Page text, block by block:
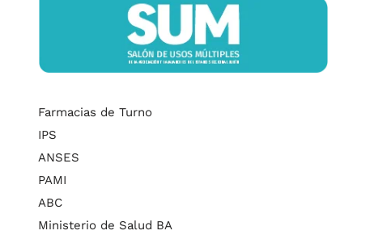
Farmacias de Turno
IPS
ANSES
PAMI
ABC
Ministerio de Salud BA